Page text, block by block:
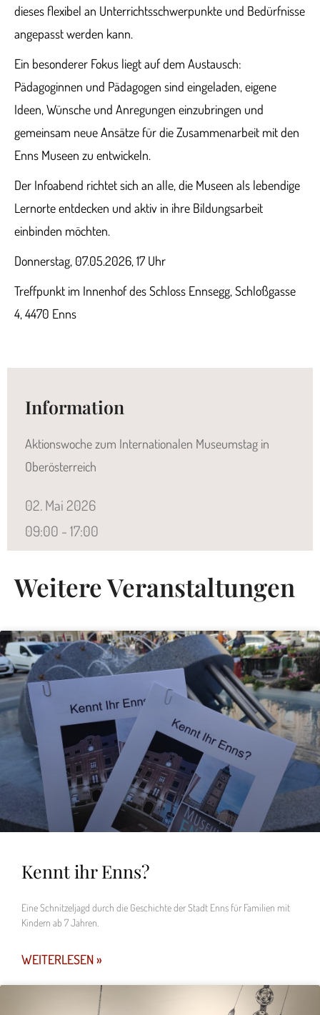
dieses flexibel an Unterrichtsschwerpunkte und Bedürfnisse
angepasst werden kann.
Ein besonderer Fokus liegt auf dem Austausch:
Pädagoginnen und Pädagogen sind eingeladen, eigene
Ideen, Wünsche und Anregungen einzubringen und
gemeinsam neue Ansätze für die Zusammenarbeit mit den
Enns Museen zu entwickeln.
Der Infoabend richtet sich an alle, die Museen als lebendige
Lernorte entdecken und aktiv in ihre Bildungsarbeit
einbinden möchten.
Donnerstag, 07.05.2026, 17 Uhr
Treffpunkt im Innenhof des Schloss Ennsegg, Schloßgasse
4, 4470 Enns
Information
Aktionswoche zum Internationalen Museumstag in
Oberösterreich
02.Mai2026
09:00 - 17:00
Weitere Veranstaltungen
Kennt ihr Enns?
Eine Schnitzeljagd durch die Geschichte der Stadt Enns für Familien mit
Kindern ab 7 Jahren.
WEITERLESEN »